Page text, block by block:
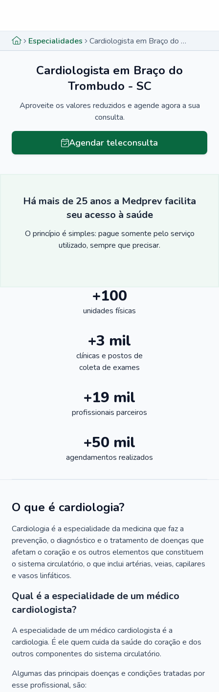
Especialidades Cardiologista em Braço do Trombudo - SC
Cardiologista em Braço do
Trombudo - SC
Aproveite os valores reduzidos e agende agora a sua
consulta.
Agendar teleconsulta
Há mais de 25 anos a Medprev facilita
seu acesso à saúde
O princípio é simples: pague somente pelo serviço
utilizado, sempre que precisar.
+100
unidades físicas
+3 mil
clínicas e postos de
coleta de exames
+19 mil
profissionais parceiros
+50 mil
agendamentos realizados
O que é cardiologia?
Cardiologia é a especialidade da medicina que faz a
prevenção, o diagnóstico e o tratamento de doenças que
afetam o coração e os outros elementos que constituem
o sistema circulatório, o que inclui artérias, veias, capilares
e vasos linfáticos.
Qual é a especialidade de um médico
cardiologista?
A especialidade de um médico cardiologista é a
cardiologia. É ele quem cuida da saúde do coração e dos
outros componentes do sistema circulatório.
Algumas das principais doenças e condições tratadas por
esse profissional, são: